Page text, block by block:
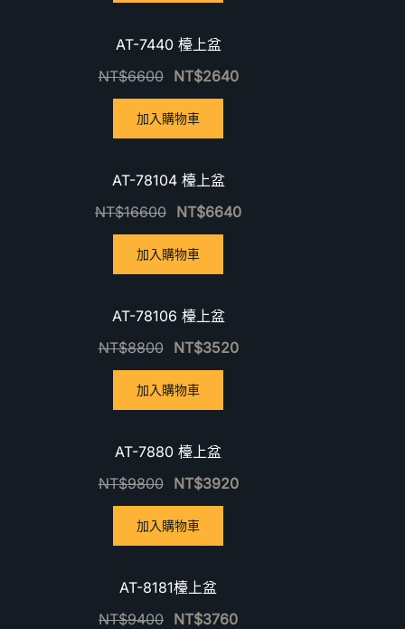
AT-7440 檯上盆
NT$6600 NT$2640
加入購物車
AT-78104 檯上盆
NT$16600 NT$6640
加入購物車
AT-78106 檯上盆
NT$8800 NT$3520
加入購物車
AT-7880 檯上盆
NT$9800 NT$3920
加入購物車
AT-8181檯上盆
NT$9400 NT$3760